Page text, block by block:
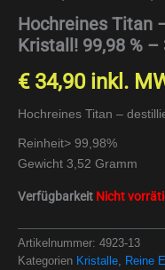
Hochreines Titan
Kristall! 99,98 % –
€34,90 inkl.
Hochreines Titan –
Reinheit> 99,98%
Gewicht 3,52 Gramm
Verfügbarkeit Nicht
Artikelnummer: 4923-13
Kategorien Kristalle, Reine